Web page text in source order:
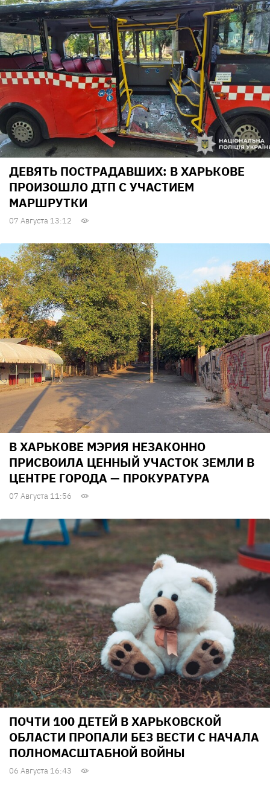
ДЕВЯТЬ ПОСТРАДАВШИХ: В ХАРЬКОВЕ
ПРОИЗОШЛО ДТП С УЧАСТИЕМ
МАРШРУТКИ
07 Августа 13:12
В ХАРЬКОВЕ МЭРИЯ НЕЗАКОННО
ПРИСВОИЛА ЦЕННЫЙ УЧАСТОК ЗЕМЛИ В
ЦЕНТРЕ ГОРОДА — ПРОКУРАТУРА
07 Августа 11:56
ПОЧТИ 100 ДЕТЕЙ В ХАРЬКОВСКОЙ
ОБЛАСТИ ПРОПАЛИ БЕЗ ВЕСТИ С НАЧАЛА
ПОЛНОМАСШТАБНОЙ ВОЙНЫ
06 Августа 16:43